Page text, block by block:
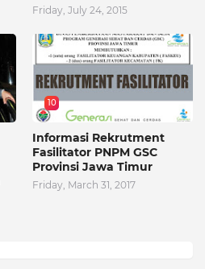
Friday, July 24, 2015
10
Informasi Rekrutment
Fasilitator PNPM GSC
Provinsi Jawa Timur
Friday, March 31, 2017